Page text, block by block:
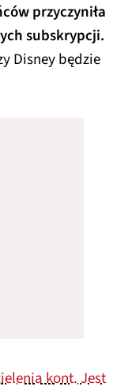
przyczyniła
subskrypcji.
Disney będzie
kont. Jest